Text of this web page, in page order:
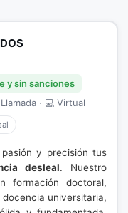
y sin sanciones
· 💻 Virtual
y precisión tus
desleal. Nuestro
formación doctoral,
universitaria,